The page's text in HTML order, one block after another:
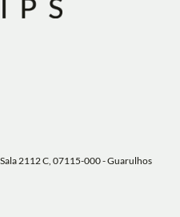
2112 C, 07115-000 - Guarulhos